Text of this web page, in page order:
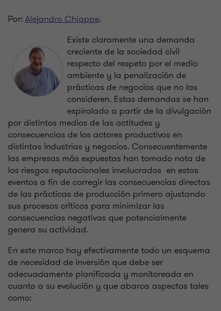
Por: Alejandro Chiappe.
Existe claramente una demanda
creciente de la sociedad civil
respecto del respeto por el medio
ambiente y la penalización de
prácticas de negocios que no las
consideren. Estas demandas se han
espiralado a partir de la divulgación
por distintos medios de las actitudes y
consecuencias de los actores productivos en
distintas industrias y negocios. Consecuentemente
las empresas más expuestas han tomado nota de
los riesgos reputacionales involucrados en estos
eventos a fin de corregir las consecuencias directas
de las prácticas de producción primero ajustando
sus procesos críticos para minimizar las
consecuencias negativas que potencialmente
genera su actividad.
En este marco hay efectivamente todo un esquema
de necesidad de inversión que debe ser
adecuadamente planificada y monitoreada en
cuanto a su evolución y que abarca aspectos tales
como: